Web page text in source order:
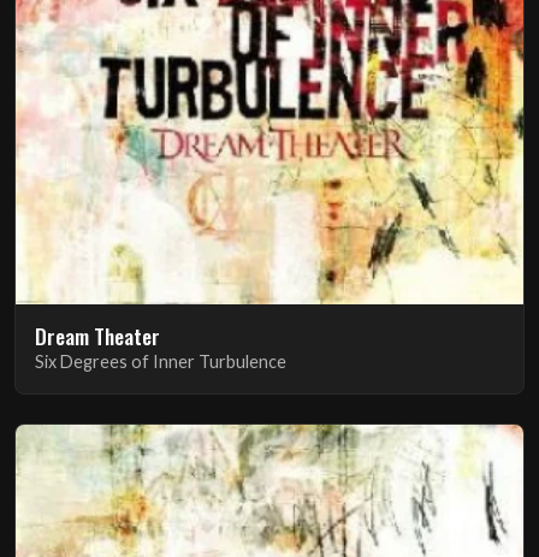
Dream Theater
Six Degrees of Inner Turbulence